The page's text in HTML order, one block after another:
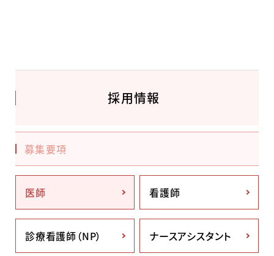
採用情報
募集要項
医師 看護師
診療看護師（NP） ナースアシスタント